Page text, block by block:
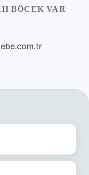
BÖCEK VAR